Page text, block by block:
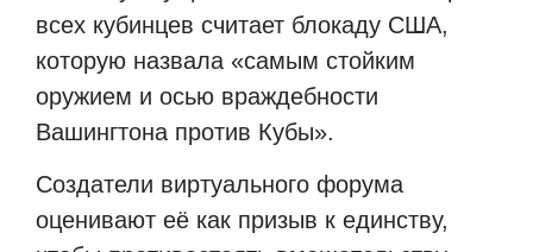
всех кубинцев считает блокаду США,
которую назвала «самым стойким
оружием и осью враждебности
Вашингтона против Кубы».
Создатели виртуального форума
оценивают её как призыв к единству,